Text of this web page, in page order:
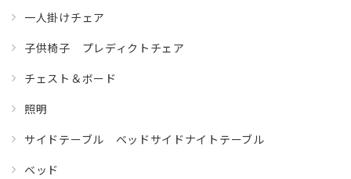
一人掛けチェア
子供椅子 プレディクトチェア
チェスト＆ボード
照明
サイドテーブル ベッドサイドナイトテーブル
ベッド